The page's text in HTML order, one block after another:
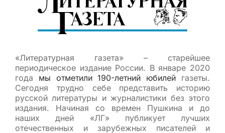
«Литературная газета» – старейшее
периодическое издание России. В январе 2020
года мы отметили 190-летний юбилей газеты.
Сегодня трудно себе представить историю
русской литературы и журналистики без этого
издания. Начиная со времен Пушкина и до
наших дней «ЛГ» публикует лучших
отечественных и зарубежных писателей и